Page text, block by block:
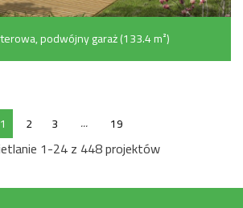
podwójny garaż (133.4 m²)
1 2 3 ... 19
1-24 z 448 projektów